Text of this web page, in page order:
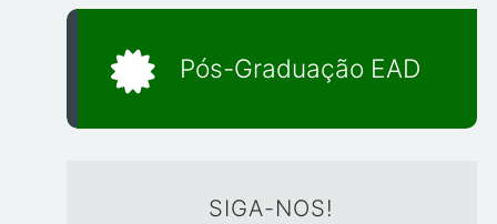
Pós-Graduação EAD
SIGA-NOS!